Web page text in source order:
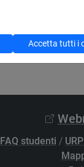
FAQ studenti / URP
Accetta tutti i